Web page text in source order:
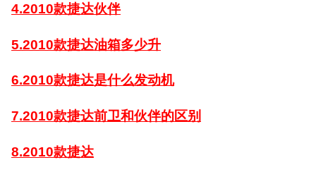
4.2010款捷达伙伴
5.2010款捷达油箱多少升
6.2010款捷达是什么发动机
7.2010款捷达前卫和伙伴的区别
8.2010款捷达